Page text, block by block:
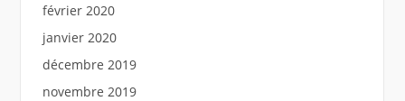
février 2020
janvier 2020
décembre 2019
novembre 2019